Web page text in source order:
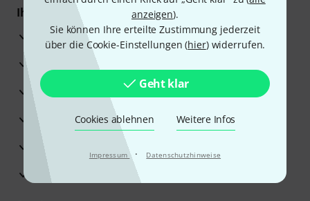
anzeigen).
Sie können Ihre erteilte Zustimmung jederzeit
über die Cookie-Einstellungen (hier) widerrufen.
Geht klar
Cookies ablehnen Weitere Infos
Impressum · Datenschutzhinweise
Ihre Vorteile
3 Jahre Thomann Garantie
30 Tage Money-Back-Garantie
Reparaturservice
Beratung durch Fachexperten
Zufriedenheitsgarantie
Europas größtes Versandlager